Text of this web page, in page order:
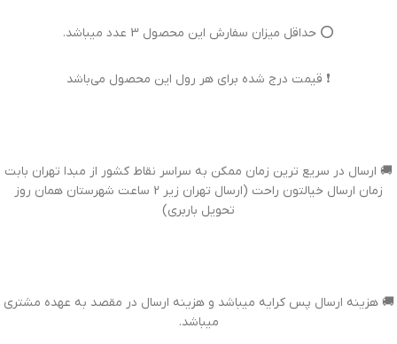
⭕ حداقل میزان سفارش این محصول 3 عدد میباشد.
❗ قیمت درج شده برای هر رول این محصول می‌باشد
🚚 ارسال در سریع ترین زمان ممکن به سراسر نقاط کشور از مبدا تهران بابت
زمان ارسال خیالتون راحت (ارسال تهران زیر 2 ساعت شهرستان همان روز
تحویل باربری)
🚚 هزینه ارسال پس کرایه میباشد و هزینه ارسال در مقصد به عهده مشتری
میباشد.